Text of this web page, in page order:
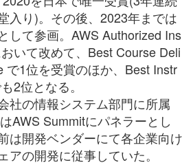
入り)。 その後、2023年までは
して参画。AWS Authorized Ins
いて改めて、Best Course Deli
で1位を受賞のほか、Best Instr
2位となる。
社の情報システム部門に所属
AWS Summitにパネラーとし
は開発ベンダーにて各企業向け
アの開発に従事していた。